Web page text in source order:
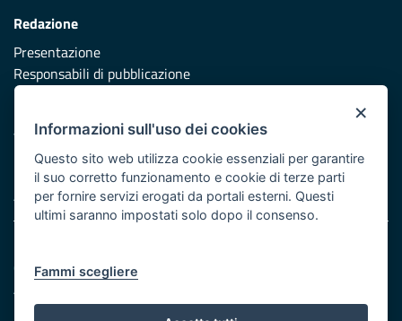
Redazione
Presentazione
Responsabili di pubblicazione
Vai al sito di Protezione Civile Puglia
Iniziativa finanziata con risorse del POR Puglia 2014/2020 -
Asse XI
Cookie e privacy
Atti di notifica
Feed RSS
×
Informazioni sull'uso dei cookies
Questo sito web utilizza cookie essenziali per garantire
il suo corretto funzionamento e cookie di terze parti
per fornire servizi erogati da portali esterni. Questi
ultimi saranno impostati solo dopo il consenso.
Fammi scegliere